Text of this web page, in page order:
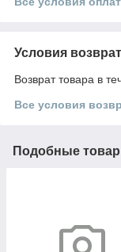
Условия
Возврат товара в
Все условия
Подобные